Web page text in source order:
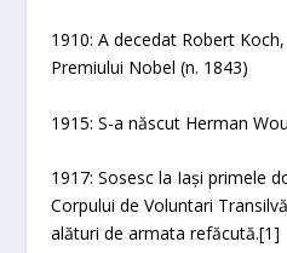
1910: A decedat Robert
Premiului Nobel (n. 1843)
1915: S-a născut Herman
1917: Sosesc la Iași primele
Corpului de Voluntari
alături de armata refăcută.[1]